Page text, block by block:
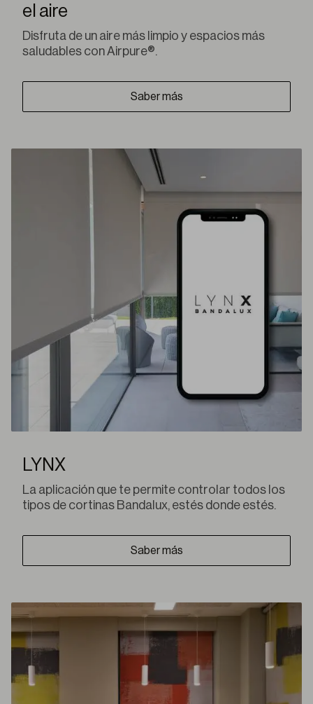
el aire
Disfruta de un aire más limpio y espacios más
saludables con Airpure®.
Saber más
LYNX
La aplicación que te permite controlar todos los
tipos de cortinas Bandalux, estés donde estés.
Saber más